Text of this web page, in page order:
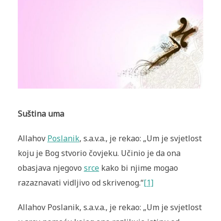
Suština uma
Allahov Poslanik, s.a.v.a., je rekao: „Um je svjetlost
koju je Bog stvorio čovjeku. Učinio je da ona
obasjava njegovo srcekako bi njime mogao
razaznavati vidljivo od skrivenog.“[1]
Allahov Poslanik, s.a.v.a., je rekao: „Um je svjetlost